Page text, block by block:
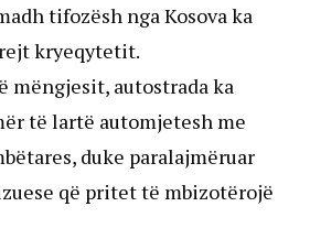
tifozësh nga Kosova ka
kryeqytetit.
mëngjesit, autostrada ka
të lartë automjetesh me
duke paralajmëruar
që pritet të mbizotërojë